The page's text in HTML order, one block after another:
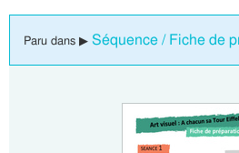
Paru dans ▶ Séquence / Fiche de